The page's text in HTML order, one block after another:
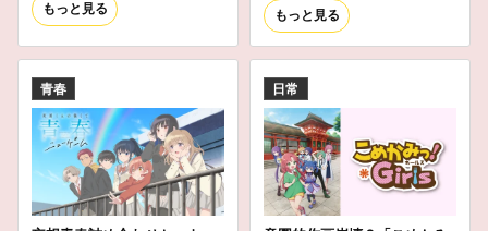
もっと見る もっと見る
青春 日常